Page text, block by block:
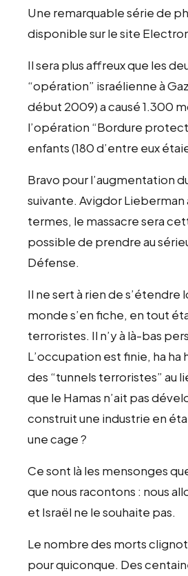
Une remarquable série de
disponible sur le site
Il sera plus affreux que les
“opération” israélienne à
début 2009) a causé 1.300
l’opération “Bordure
enfants (180 d’entre eux
Bravo pour l’augmentation
suivante. Avigdor
termes, le massacre sera
possible de prendre au
Défense.
Il ne sert à rien de
monde s’en fiche, en tout
terroristes. Il n’y à là-bas
L’occupation est finie, ha ha
des “tunnels terroristes” au
que le Hamas n’ait pas
construit une industrie en
une cage ?
Ce sont là les mensonges
que nous racontons : nous
et Israël ne le souhaite pas.
Le nombre des morts
pour quiconque. Des